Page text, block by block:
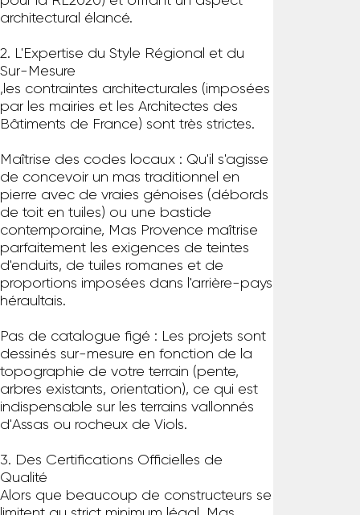
architectural élancé.
2. L'Expertise du Style Régional et du
Sur-Mesure
,les contraintes architecturales (imposées
par les mairies et les Architectes des
Bâtiments de France) sont très strictes.
Maîtrise des codes locaux : Qu'il s'agisse
de concevoir un mas traditionnel en
pierre avec de vraies génoises (débords
de toit en tuiles) ou une bastide
contemporaine, Mas Provence maîtrise
parfaitement les exigences de teintes
d'enduits, de tuiles romanes et de
proportions imposées dans l'arrière-pays
héraultais.
Pas de catalogue figé : Les projets sont
dessinés sur-mesure en fonction de la
topographie de votre terrain (pente,
arbres existants, orientation), ce qui est
indispensable sur les terrains vallonnés
d'Assas ou rocheux de Viols.
3. Des Certifications Officielles de
Qualité
Alors que beaucoup de constructeurs se